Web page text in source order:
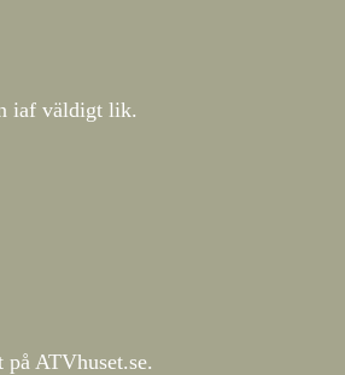
iaf väldigt lik.
ATVhuset.se.